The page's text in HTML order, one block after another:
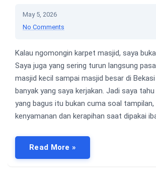
May 5, 2026
No Comments
Kalau ngomongin karpet masjid, saya
Saya juga yang sering turun langsung
masjid kecil sampai masjid besar di
banyak yang saya kerjakan. Jadi saya
yang bagus itu bukan cuma soal
kenyamanan dan kerapihan saat dipakai
Read More »